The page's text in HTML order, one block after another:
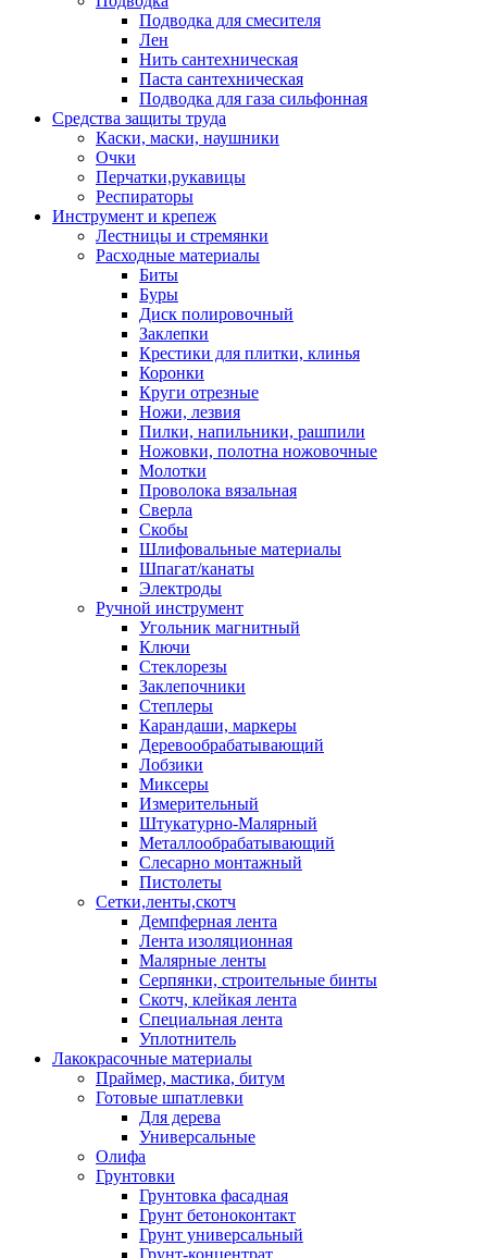
Подводка для смесителя
Лен
Нить сантехническая
Паста сантехническая
Подводка для газа сильфонная
Средства защиты труда
Каски, маски, наушники
Очки
Перчатки,рукавицы
Респираторы
Инструмент и крепеж
Лестницы и стремянки
Расходные материалы
Биты
Буры
Диск полировочный
Заклепки
Крестики для плитки, клинья
Коронки
Круги отрезные
Ножи, лезвия
Пилки, напильники, рашпили
Ножовки, полотна ножовочные
Молотки
Проволока вязальная
Сверла
Скобы
Шлифовальные материалы
Шпагат/канаты
Электроды
Ручной инструмент
Угольник магнитный
Ключи
Стеклорезы
Заклепочники
Степлеры
Карандаши, маркеры
Деревообрабатывающий
Лобзики
Миксеры
Измерительный
Штукатурно-Малярный
Металлообрабатывающий
Слесарно монтажный
Пистолеты
Сетки,ленты,скотч
Демпферная лента
Лента изоляционная
Малярные ленты
Серпянки, строительные бинты
Скотч, клейкая лента
Специальная лента
Уплотнитель
Лакокрасочные материалы
Праймер, мастика, битум
Готовые шпатлевки
Для дерева
Универсальные
Олифа
Грунтовки
Грунтовка фасадная
Грунт бетоноконтакт
Грунт универсальный